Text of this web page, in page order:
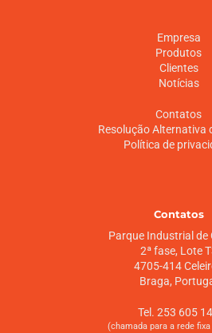
Empresa
Produtos
Clientes
Notícias
Contatos
Resolução Alternativa
Política de
Contatos
Parque Industrial de
2ª fase, Lote
4705-414
Braga,
Tel. 253 605
(chamada para a rede